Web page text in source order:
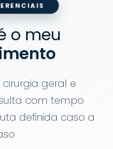
o meu
geral e
com tempo
definida caso a